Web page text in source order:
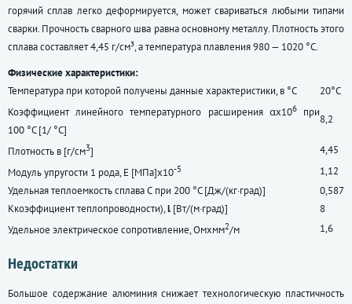
горячий сплав легко деформируется, может свариваться любыми типами
сварки. Прочность сварного шва равна основному металлу. Плотность этого
сплава составляет 4,45 г/см³, а температура плавления 980 — 1020 °C.
Физические характеристики:
Температура при которой получены данные характеристики, в °С
20°С
Коэффициент линейного температурного расширения αx106при
100 °C [1/ °С]
8,2
Плотность в [г/см3]
4,45
Модуль упругости 1 рода, Е [МПа]x10-5
1,12
Удельная теплоемкость сплава С при 200 °C [Дж/(кг·град)]
0,587
Ккоэффициент теплопроводности),l [Вт/(м·град)]
8
Удельное электрическое сопротивление, Омxмм2/м 1,6
Недостатки
Большое содержание алюминия снижает технологическую пластичность